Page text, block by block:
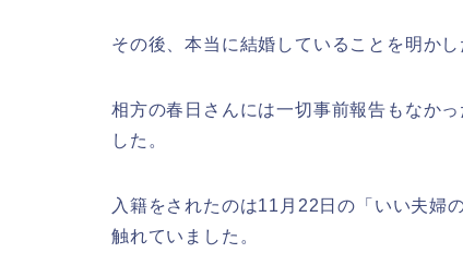
その後、本当に結婚していることを明かし
相方の春日さんには一切事前報告もなか
した。
入籍をされたのは11月22日の「いい夫婦
触れていました。